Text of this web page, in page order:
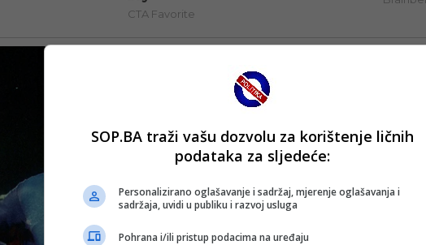
SOP.BA traži vašu dozvolu za korištenje ličnih
podataka za sljedeće:
Personalizirano oglašavanje i sadržaj, mjerenje oglašavanja i
sadržaja, uvidi u publiku i razvoj usluga
Pohrana i/ili pristup podacima na uređaju